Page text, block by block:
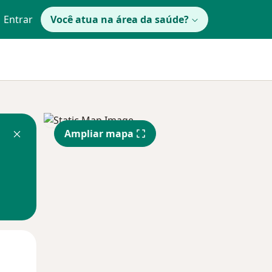
Entrar Você atua na área da saúde?
Ampliar mapa